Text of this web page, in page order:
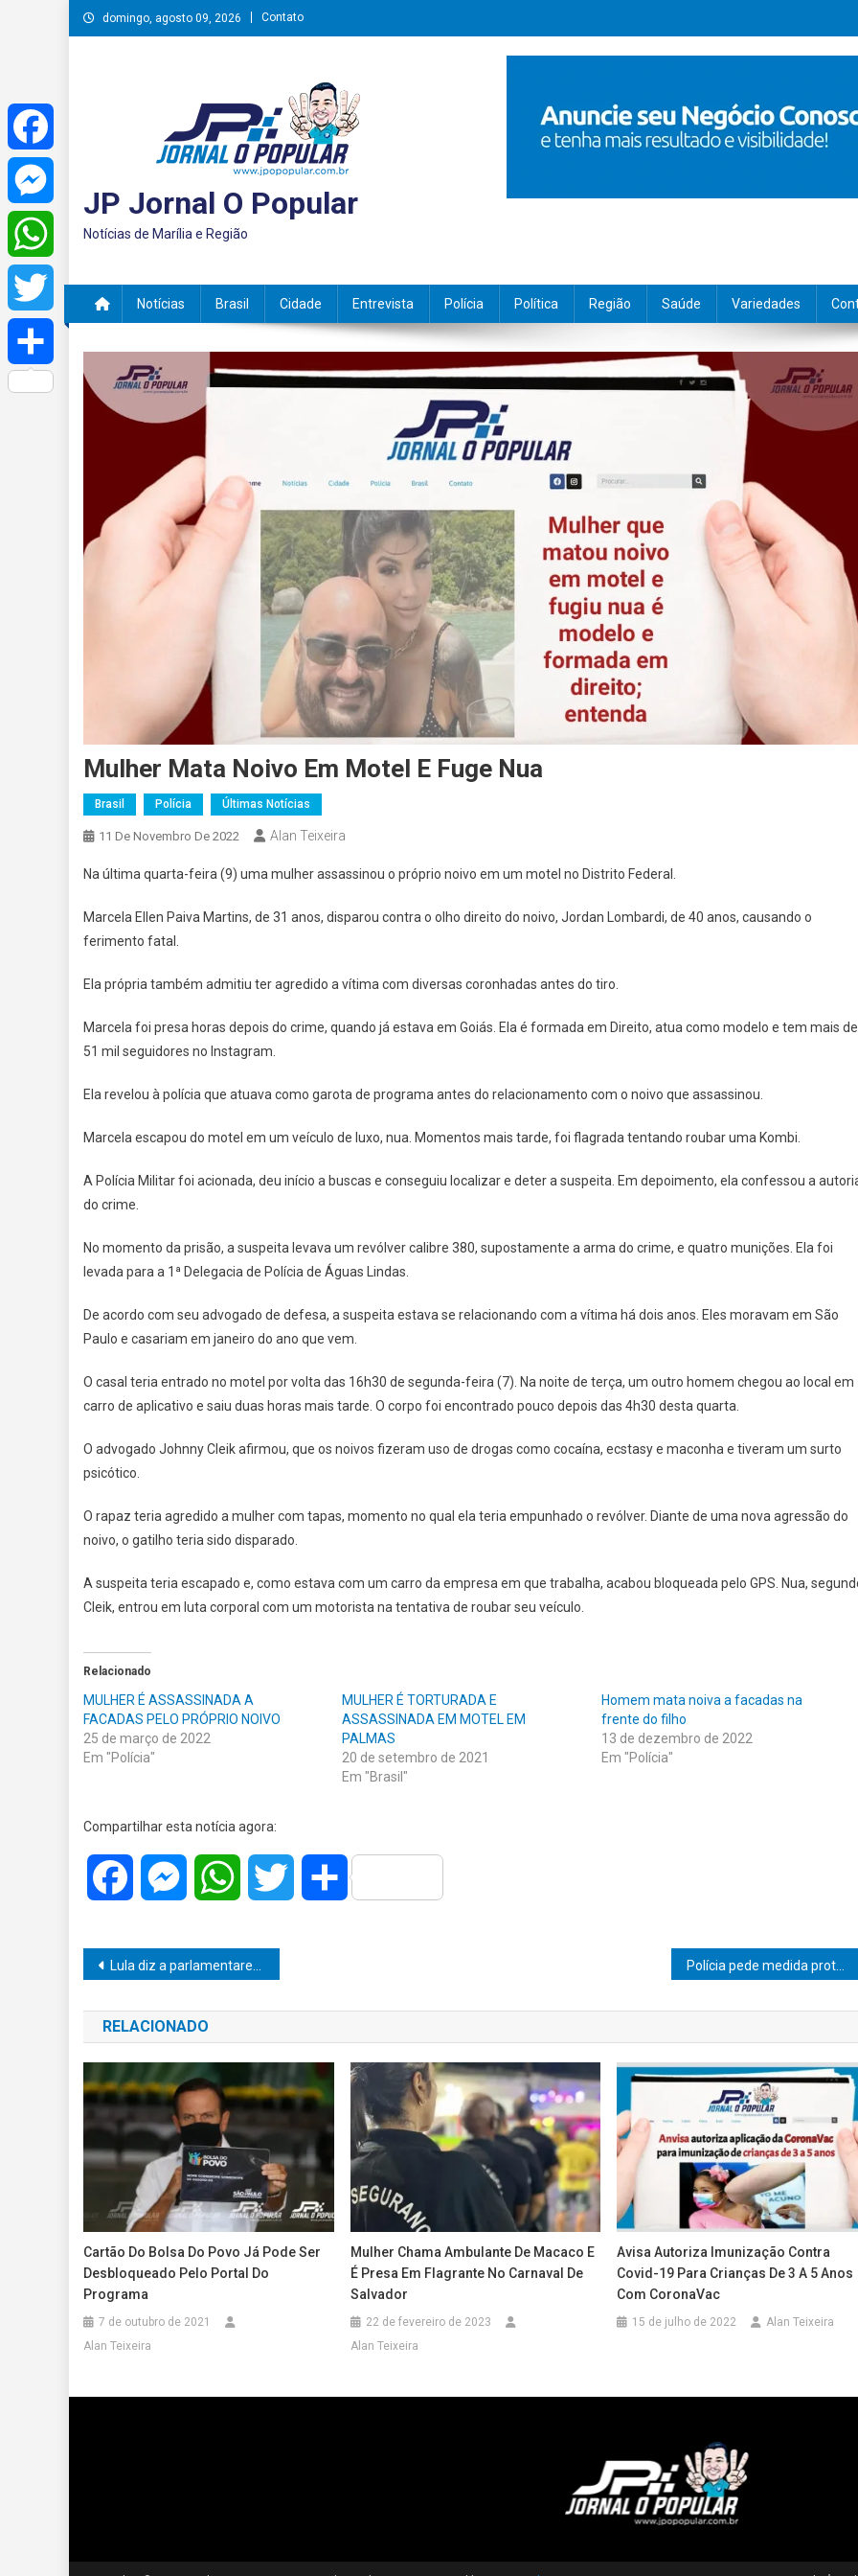
Skip
to
domingo, agosto 09, 2026 Contato
JP Jornal O Popular
Notícias de Marília e Região
Notícias Brasil Cidade Entrevista Polícia Política Região Saúde Variedades
Mulher Mata Noivo Em Motel E Fuge Nua
Brasil Polícia Últimas Notícias
11 De Novembro De 2022 Alan Teixeira
Na última quarta-feira (9) uma mulher assassinou o próprio noivo em um motel no Distrito Federal.
Marcela Ellen Paiva Martins, de 31 anos, disparou contra o olho direito do noivo, Jordan Lombardi, de 40 anos, causando o
ferimento fatal.
Ela própria também admitiu ter agredido a vítima com diversas coronhadas antes do tiro.
Marcela foi presa horas depois do crime, quando já estava em Goiás. Ela é formada em Direito, atua como modelo e tem mais de
51 mil seguidores no Instagram.
Ela revelou à polícia que atuava como garota de programa antes do relacionamento com o noivo que assassinou.
Marcela escapou do motel em um veículo de luxo, nua. Momentos mais tarde, foi flagrada tentando roubar uma Kombi.
A Polícia Militar foi acionada, deu início a buscas e conseguiu localizar e deter a suspeita. Em depoimento, ela confessou a
do crime.
No momento da prisão, a suspeita levava um revólver calibre 380, supostamente a arma do crime, e quatro munições. Ela foi
levada para a 1ª Delegacia de Polícia de Águas Lindas.
De acordo com seu advogado de defesa, a suspeita estava se relacionando com a vítima há dois anos. Eles moravam em São
Paulo e casariam em janeiro do ano que vem.
O casal teria entrado no motel por volta das 16h30 de segunda-feira (7). Na noite de terça, um outro homem chegou ao local em
carro de aplicativo e saiu duas horas mais tarde. O corpo foi encontrado pouco depois das 4h30 desta quarta.
O advogado Johnny Cleik afirmou, que os noivos fizeram uso de drogas como cocaína, ecstasy e maconha e tiveram um surto
psicótico.
O rapaz teria agredido a mulher com tapas, momento no qual ela teria empunhado o revólver. Diante de uma nova agressão do
noivo, o gatilho teria sido disparado.
A suspeita teria escapado e, como estava com um carro da empresa em que trabalha, acabou bloqueada pelo GPS. Nua,
Cleik, entrou em luta corporal com um motorista na tentativa de roubar seu veículo.
Relacionado
MULHER É ASSASSINADA A
FACADAS PELO PRÓPRIO NOIVO
25 de março de 2022
Em "Polícia"
MULHER É TORTURADA E
ASSASSINADA EM MOTEL EM
PALMAS
20 de setembro de 2021
Em "Brasil"
Homem mata noiva a facadas na
frente do filho
13 de dezembro de 2022
Em "Polícia"
Compartilhar esta notícia agora:
Facebook MessengerWhatsAppTwitter Share
Navegação
de
Post
Lula diz a parlamentares “Nossa ‘regra de ouro’ será o combate à fome”
RELACIONADO
Cartão Do Bolsa Do Povo Já Pode Ser
Desbloqueado Pelo Portal Do
Programa
7 de outubro de 2021
Alan Teixeira
Mulher Chama Ambulante De Macaco E
É Presa Em Flagrante No Carnaval De
Salvador
22 de fevereiro de 2023
Alan Teixeira
Avisa Autoriza Imunização Contra
Covid-19 Para Crianças De 3 A 5 Anos
Com CoronaVac
15 de julho de 2022 Alan Teixeira
Facebook
Messenger
WhatsApp
Twitter
Share